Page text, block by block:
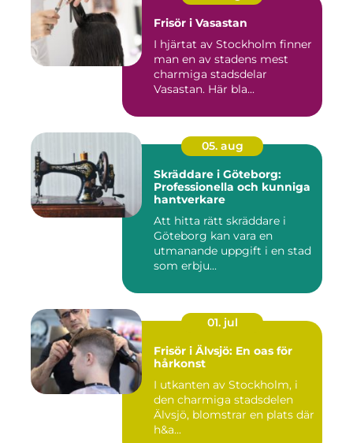
Frisör i Vasastan
I hjärtat av Stockholm finner
man en av stadens mest
charmiga stadsdelar
Vasastan. Här bla...
05. aug
Skräddare i Göteborg:
Professionella och kunniga
hantverkare
Att hitta rätt skräddare i
Göteborg kan vara en
utmanande uppgift i en stad
som erbju...
01. jul
Frisör i Älvsjö: En oas för
hårkonst
I utkanten av Stockholm, i
den charmiga stadsdelen
Älvsjö, blomstrar en plats där
h&a...